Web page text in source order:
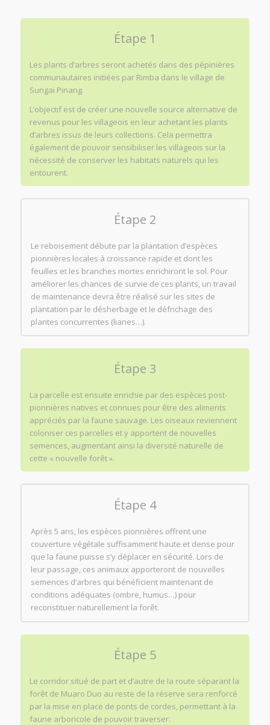
Étape 1
Les plants d’arbres seront achetés dans des pépinières
communautaires initiées par Rimba dans le village de
Sungai Pinang.
L’objectif est de créer une nouvelle source alternative de
revenus pour les villageois en leur achetant les plants
d’arbres issus de leurs collections. Cela permettra
également de pouvoir sensibiliser les villageois sur la
nécessité de conserver les habitats naturels qui les
entourent.
Étape 2
Le reboisement débute par la plantation d’espèces
pionnières locales à croissance rapide et dont les
feuilles et les branches mortes enrichiront le sol. Pour
améliorer les chances de survie de ces plants, un travail
de maintenance devra être réalisé sur les sites de
plantation par le désherbage et le défrichage des
plantes concurrentes (lianes…).
Étape 3
La parcelle est ensuite enrichie par des espèces post-
pionnières natives et connues pour être des aliments
appréciés par la faune sauvage. Les oiseaux reviennent
coloniser ces parcelles et y apportent de nouvelles
semences, augmentant ainsi la diversité naturelle de
cette « nouvelle forêt ».
Étape 4
Après 5 ans, les espèces pionnières offrent une
couverture végétale suffisamment haute et dense pour
que la faune puisse s’y déplacer en sécurité. Lors de
leur passage, ces animaux apporteront de nouvelles
semences d’arbres qui bénéficient maintenant de
conditions adéquates (ombre, humus…) pour
reconstituer naturellement la forêt.
Étape 5
Le corridor situé de part et d’autre de la route séparant la
forêt de Muaro Duo au reste de la réserve sera renforcé
par la mise en place de ponts de cordes, permettant à la
faune arboricole de pouvoir traverser.